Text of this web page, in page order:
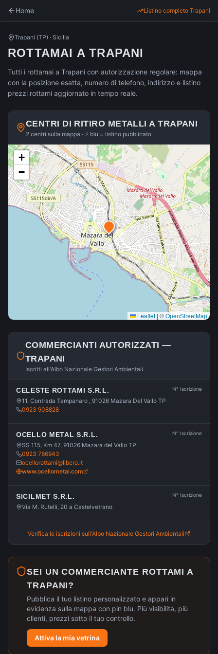
Home Listino completo Trapani
Trapani (TP) · Sicilia
ROTTAMAI A TRAPANI
Tutti i rottamai a Trapani con autorizzazione regolare: mappa
con la posizione esatta, numero di telefono, indirizzo e listino
prezzi rottami aggiornato in tempo reale.
CENTRI DI RITIRO METALLI ATRAPANI
2 centri sulla mappa · ⚡ blu = listino pubblicato
+
−
Leaflet | ©OpenStreetMap
COMMERCIANTI AUTORIZZATI —
TRAPANI
Iscritti all'Albo Nazionale Gestori Ambientali
CELESTE ROTTAMI S.R.L.
11, Contrada Tampanaro , 91026 Mazara Del Vallo TP
0923 908828
N° Iscrizione
OCELLO METAL S.R.L.
SS 115, Km 47, 91026 Mazara del Vallo TP
0923 786943
ocellorottami@libero.it
www.ocellometal.com
N° Iscrizione
SICILMET S.R.L.
Via M. Rutelli, 20 a Castelvetrano
N° Iscrizione
Verifica le iscrizioni sull'Albo Nazionale Gestori Ambientali
SEI UN COMMERCIANTE ROTTAMI A
TRAPANI?
Pubblica il tuo listino personalizzato e appari in
evidenza sulla mappa con pin blu. Più visibilità, più
clienti, prezzi sotto il tuo controllo.
Attiva la mia vetrina